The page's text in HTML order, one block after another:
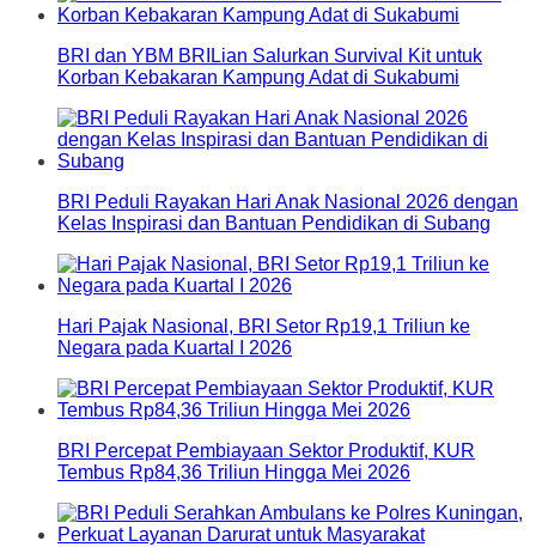
BRI dan YBM BRILian Salurkan Survival Kit untuk
Korban Kebakaran Kampung Adat di Sukabumi
BRI Peduli Rayakan Hari Anak Nasional 2026 dengan
Kelas Inspirasi dan Bantuan Pendidikan di Subang
Hari Pajak Nasional, BRI Setor Rp19,1 Triliun ke
Negara pada Kuartal I 2026
BRI Percepat Pembiayaan Sektor Produktif, KUR
Tembus Rp84,36 Triliun Hingga Mei 2026